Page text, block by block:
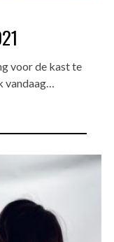
voor de kast te
vandaag…